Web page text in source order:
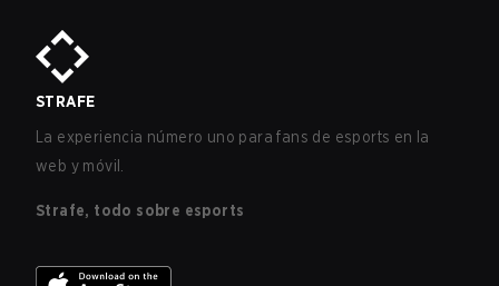
STRAFE
La experiencia número uno para fans de esports en la
web y móvil.
Strafe, todo sobre esports